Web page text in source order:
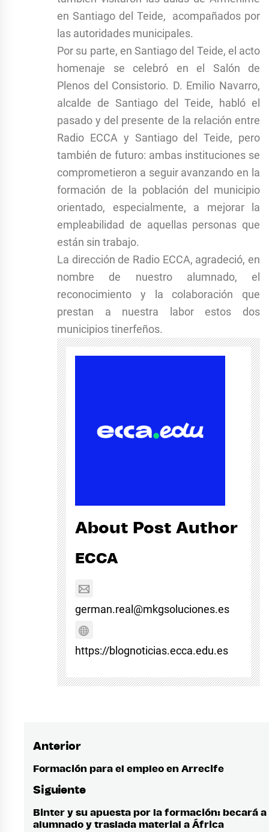
en Santiago del Teide, acompañados por
las autoridades municipales.
Por su parte, en Santiago del Teide, el acto
homenaje se celebró en el Salón de
Plenos del Consistorio. D. Emilio Navarro,
alcalde de Santiago del Teide, habló el
pasado y del presente de la relación entre
Radio ECCA y Santiago del Teide, pero
también de futuro: ambas instituciones se
comprometieron a seguir avanzando en la
formación de la población del municipio
orientado, especialmente, a mejorar la
empleabilidad de aquellas personas que
están sin trabajo.
La dirección de Radio ECCA, agradeció, en
nombre de nuestro alumnado, el
reconocimiento y la colaboración que
prestan a nuestra labor estos dos
municipios tinerfeños.
About Post Author
ECCA
german.real@mkgsoluciones.es
https://blognoticias.ecca.edu.es
Navegación
de
entradas
Anterior
Entrada
anterior:
Formación para el empleo en Arrecife
Siguiente
Entrada
Binter y su apuesta por la formación: becará a
alumnado y traslada material a África